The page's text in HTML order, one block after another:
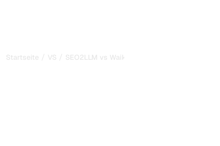
Startseite / VS / SEO2LLM vs Waikay